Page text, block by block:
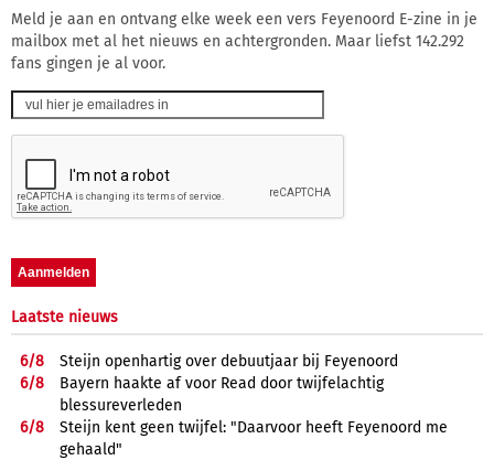
Meld je aan en ontvang elke week een vers Feyenoord E-zine in je
mailbox met al het nieuws en achtergronden. Maar liefst 142.292
fans gingen je al voor.
Laatste nieuws
6/8
Steijn openhartig over debuutjaar bij Feyenoord
6/8
Bayern haakte af voor Read door twijfelachtig
blessureverleden
6/8
Steijn kent geen twijfel: "Daarvoor heeft Feyenoord me
gehaald"